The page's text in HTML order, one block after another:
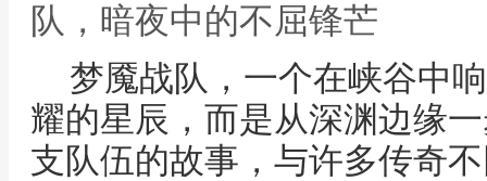
队，暗夜中的不屈锋芒
梦魇战队，一个在峡谷中
耀的星辰，而是从深渊边缘
支队伍的故事，与许多传奇